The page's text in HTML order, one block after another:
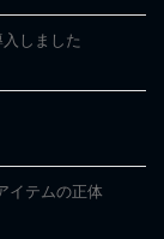
しました
イテムの正体